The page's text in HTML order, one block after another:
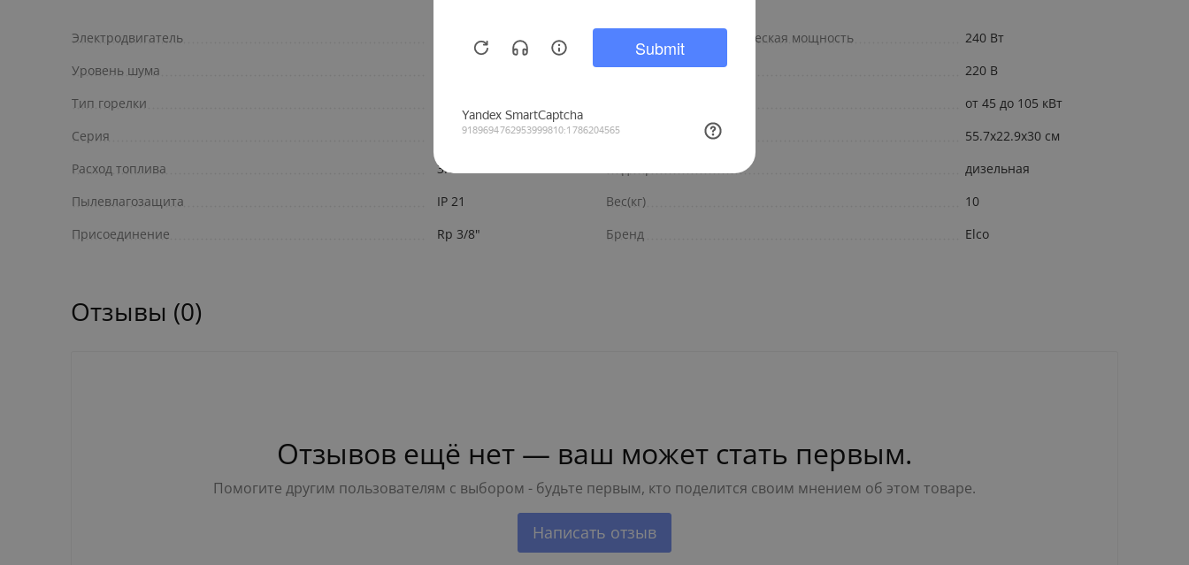
Электродвигатель
Уровень шума
Тип горелки
Серия
Elco VL
Расход топлива
3.8 - 8.8 кг/ч
Пылевлагозащита
IP 21
Присоединение
Rp 3/8"
Потребляемая электрическая мощность
240 Вт
Напряжение
220 В
от 45 до 105 кВт
Габариты
55.7x22.9x30 см
дизельная
Вес(кг)
10
Бренд
Elco
Отзывы (0)
Отзывов ещё нет — ваш может стать первым.
Помогите другим пользователям с выбором - будьте первым, кто поделится своим мнением об этом товаре.
Написать отзыв